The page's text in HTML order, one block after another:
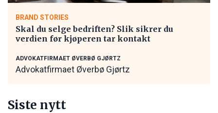
BRAND STORIES
Skal du selge bedriften? Slik sikrer du
verdien før kjøperen tar kontakt
ADVOKATFIRMAET ØVERBØ GJØRTZ
Advokatfirmaet Øverbø Gjørtz
Siste nytt